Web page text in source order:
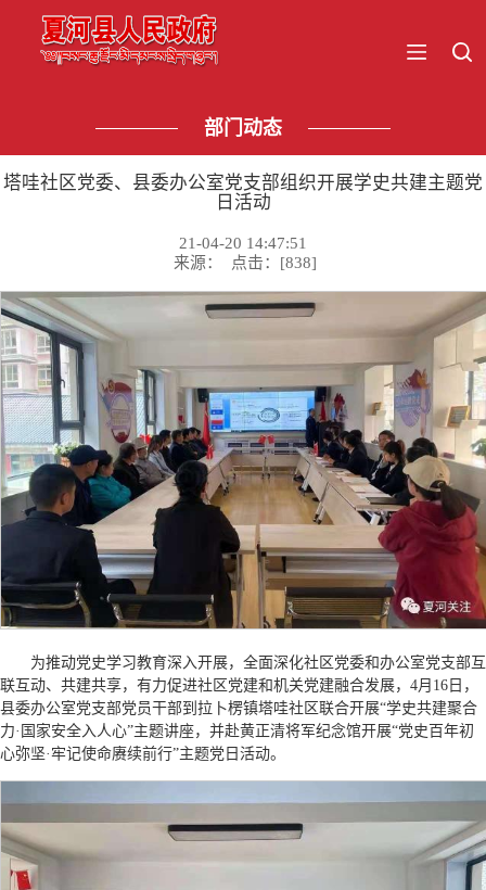
部门动态
塔哇社区党委、县委办公室党支部组织开展学史共建主题党
日活动
21-04-20 14:47:51
来源： 点击：[838]
为推动党史学习教育深入开展，全面深化社区党委和办公室党支部互
联互动、共建共享，有力促进社区党建和机关党建融合发展，4月16日，
县委办公室党支部党员干部到拉卜楞镇塔哇社区联合开展“学史共建聚合
力·国家安全入人心”主题讲座，并赴黄正清将军纪念馆开展“党史百年初
心弥坚·牢记使命赓续前行”主题党日活动。